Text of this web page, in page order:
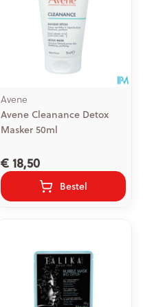
Avene
Avene Cleanance Detox
Masker 50ml
€ 18,50
Bestel